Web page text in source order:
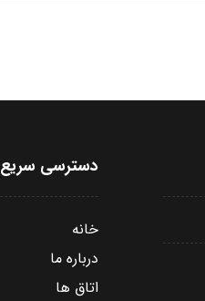
دسترسی سریع
خانه
درباره ما
اتاق ها